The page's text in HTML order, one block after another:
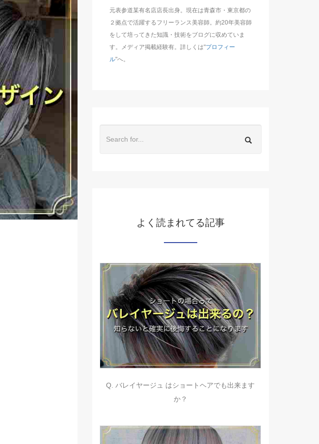
元表参道某有名店店長出身。現在は青森市・東京都の
２拠点で活躍するフリーランス美容師。約20年美容師
をして培ってきた知識・技術をブログに収めていま
す。メディア掲載経験有。詳しくは"プロフィー
ル"へ。
よく読まれてる記事
Q. バレイヤージュ はショートヘアでも出来ます
か？